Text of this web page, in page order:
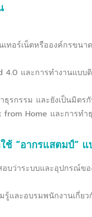
ทอร์เน็ตหรือองค์กรขน
4.0 และการทำงานแบ
รกรรม และยังเป็นมิตร
Home และการท
“อากรแสตมป์” แ
อบว่าระบบและอุปกรณ์ข
รู้และอบรมพนักงานเกี่ย